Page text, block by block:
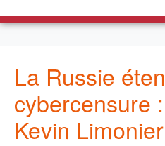
La Russie
cybercensure
Kevin Limonier